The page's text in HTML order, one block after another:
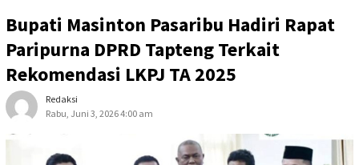
Bupati Masinton Pasaribu Hadiri Rapat
Paripurna DPRD Tapteng Terkait
Rekomendasi LKPJ TA 2025
Redaksi
Rabu, Juni 3, 2026 4:00 am